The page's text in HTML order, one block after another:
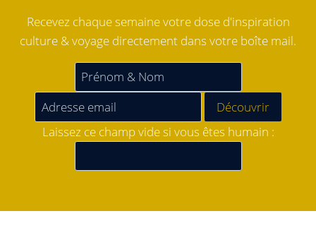
Recevez chaque semaine votre dose d'inspiration
culture & voyage directement dans votre boîte mail.
Laissez ce champ vide si vous êtes humain :